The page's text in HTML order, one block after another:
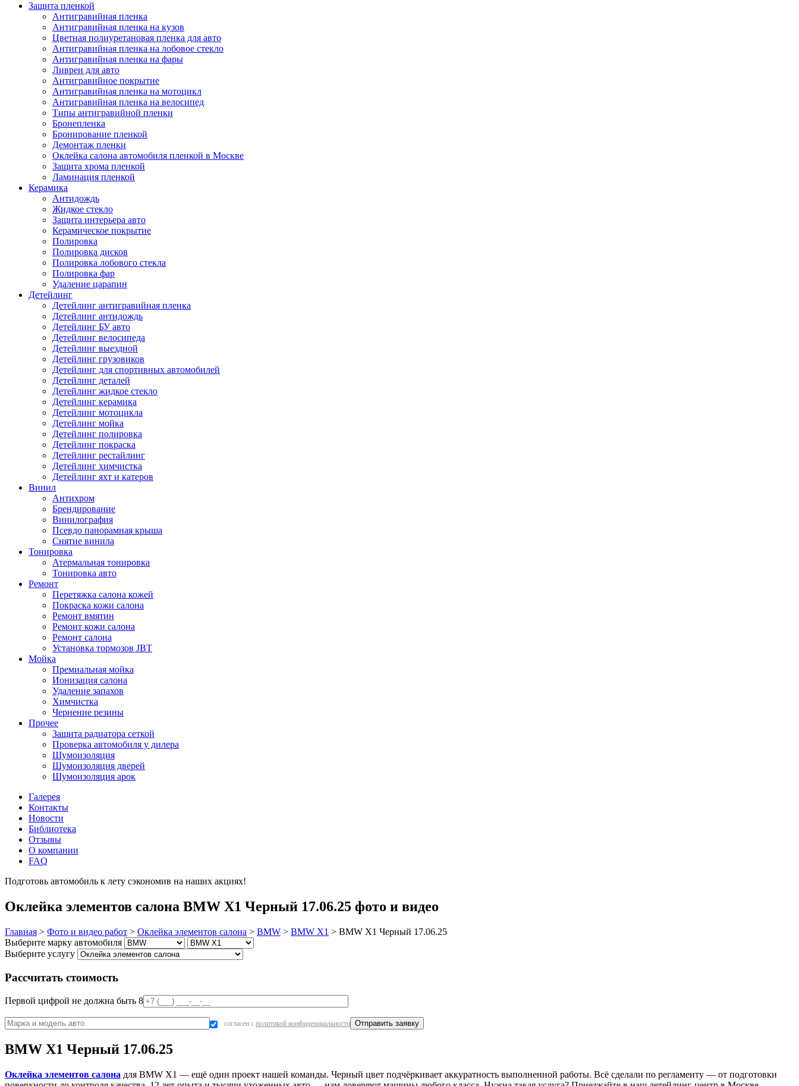
Защита пленкой
Антигравийная пленка
Антигравийная пленка на кузов
Цветная полиуретановая пленка для авто
Антигравийная пленка на лобовое стекло
Антигравийная пленка на фары
Ливреи для авто
Антигравийное покрытие
Антигравийная пленка на мотоцикл
Антигравийная пленка на велосипед
Типы антигравийной пленки
Бронепленка
Бронирование пленкой
Демонтаж пленки
Оклейка салона автомобиля пленкой в Москве
Защита хрома пленкой
Ламинация пленкой
Керамика
Антидождь
Жидкое стекло
Защита интерьера авто
Керамическое покрытие
Полировка
Полировка дисков
Полировка лобового стекла
Полировка фар
Удаление царапин
Детейлинг
Детейлинг антигравийная пленка
Детейлинг антидождь
Детейлинг БУ авто
Детейлинг велосипеда
Детейлинг выездной
Детейлинг грузовиков
Детейлинг для спортивных автомобилей
Детейлинг деталей
Детейлинг жидкое стекло
Детейлинг керамика
Детейлинг мотоцикла
Детейлинг мойка
Детейлинг полировка
Детейлинг покраска
Детейлинг рестайлинг
Детейлинг химчистка
Детейлинг яхт и катеров
Винил
Антихром
Брендирование
Винилография
Псевдо панорамная крыша
Снятие винила
Тонировка
Атермальная тонировка
Тонировка авто
Ремонт
Перетяжка салона кожей
Покраска кожи салона
Ремонт вмятин
Ремонт кожи салона
Ремонт салона
Установка тормозов JBT
Мойка
Премиальная мойка
Ионизация салона
Удаление запахов
Химчистка
Чернение резины
Прочее
Защита радиатора сеткой
Проверка автомобиля у дилера
Шумоизоляция
Шумоизоляция дверей
Шумоизоляция арок
Галерея
Контакты
Новости
Библиотека
Отзывы
О компании
FAQ
Подготовь автомобиль к лету сэкономив на наших акциях!
Оклейка элементов салона BMW X1 Черный 17.06.25 фото и видео
Главная > Фото и видео работ > Оклейка элементов салона > BMW > BMW X1 > BMW X1 Черный 17.06.25
Выберите марку автомобиля
Выберите услугу
Рассчитать стоимость
Первой цифрой не должна быть 8
согласен с политикой конфиденциальности
BMW X1 Черный 17.06.25
Оклейка элементов салона для BMW X1 — ещё один проект нашей команды. Черный цвет подчёркивает аккуратность выполненной работы. Всё сделали по регламенту — от подготовки